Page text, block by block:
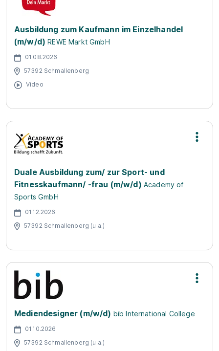
Ausbildung zum Kaufmann im Einzelhandel
(m/w/d) REWE Markt GmbH
01.08.2026
57392 Schmallenberg
Video
Duale Ausbildung zum/ zur Sport- und
Fitnesskaufmann/ -frau (m/w/d) Academy of
Sports GmbH
01.12.2026
57392 Schmallenberg (u.a.)
Mediendesigner (m/w/d) bib International College
01.10.2026
57392 Schmallenberg (u.a.)